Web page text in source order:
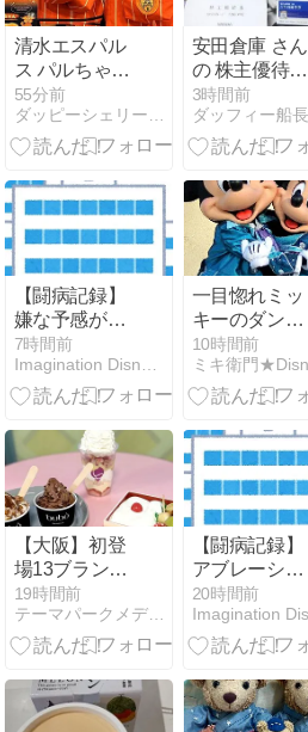
清水エスパル
ス パルちゃん
とピカルちゃ
んの応援ドリ
ンク HUBアス
55分前
ダッピーシェリーブルーくんディズニーダッフィーバラhappy
安田倉庫 さん
の 株主優待が
届きました
3時間前
【闘病記録】
嫌な予感がし
ていた血液科
7時間前
Imagination Disney Dream
一目惚れミッ
キーのダンス
ザグローブ
10時間前
【大阪】初登
場13ブランド
を含む34ブラ
ンド・100種
類以上が集
級のアイスイ
ベント「あい
19時間前
テーマパークメディア ハピエル USJ情報
【闘病記録】
アブレーショ
ン手術 術後編
20時間前